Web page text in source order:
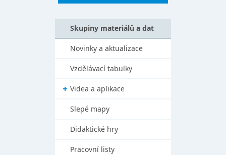
Skupiny materiálů a dat
Novinky a aktualizace
Vzdělávací tabulky
Videa a aplikace
Slepé mapy
Didaktické hry
Pracovní listy